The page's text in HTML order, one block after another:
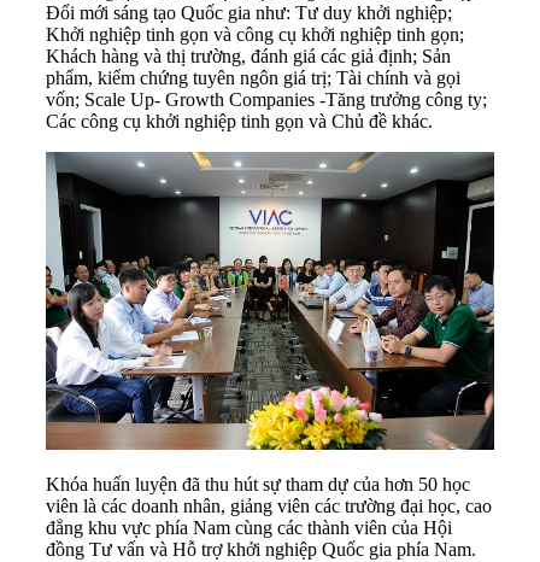
Đổi mới sáng tạo Quốc gia như: Tư duy khởi nghiệp;
Khởi nghiệp tinh gọn và công cụ khởi nghiệp tinh gọn;
Khách hàng và thị trường, đánh giá các giả định; Sản
phẩm, kiểm chứng tuyên ngôn giá trị; Tài chính và gọi
vốn; Scale Up- Growth Companies -Tăng trưởng công ty;
Các công cụ khởi nghiệp tinh gọn và Chủ đề khác.
Khóa huấn luyện đã thu hút sự tham dự của hơn 50 học
viên là các doanh nhân, giảng viên các trường đại học, cao
đẳng khu vực phía Nam cùng các thành viên của Hội
đồng Tư vấn và Hỗ trợ khởi nghiệp Quốc gia phía Nam.